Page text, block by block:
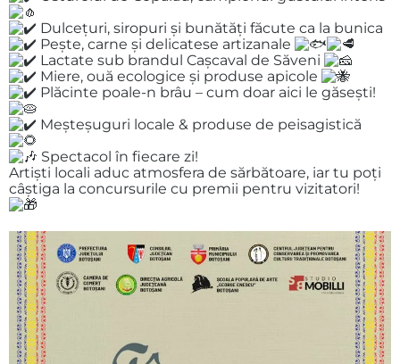
Dulcețuri, siropuri și bunătăți făcute ca la bunica
Pește, carne și delicatese artizanale
Lactate sub brandul Cașcaval de Săveni
Miere, ouă ecologice și produse apicole
Plăcinte poale-n brâu – cum doar aici le găsești!
Meșteșuguri locale & produse de peisagistică
Spectacol în fiecare zi!
Artiști locali aduc atmosfera de sărbătoare, iar tu poți
câștiga la concursurile cu premii pentru vizitatori!